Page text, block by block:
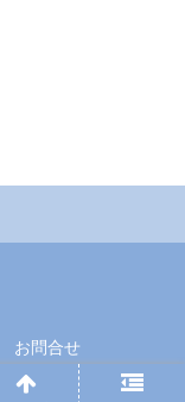
お問合せ
Reserved.